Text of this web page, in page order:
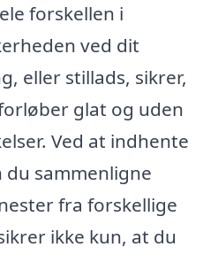
forskellen i
ved dit
eller stillads, sikrer,
glat og uden
Ved at indhente
sammenligne
fra forskellige
ikke kun, at du